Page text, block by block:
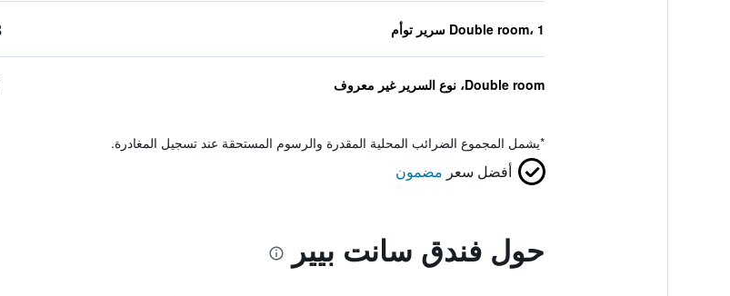
Double room، 1 سرير توأم
Double room، نوع السرير غير معروف
*يشمل المجموع الضرائب المحلية المقدرة والرسوم المستحقة عند تسجيل المغادرة.
أفضل سعر مضمون
حول فندق سانت بيير